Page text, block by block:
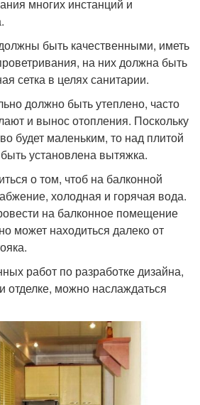
многих инстанций и
быть качественными, иметь
на них должна быть
сетка в целях санитарии.
должно быть утеплено, часто
и вынос отопления. Поскольку
будет маленьким, то над плитой
установлена вытяжка.
о том, чтоб на балконной
холодная и горячая вода.
на балконное помещение
может находиться далеко от
работ по разработке дизайна,
отделке, можно наслаждаться